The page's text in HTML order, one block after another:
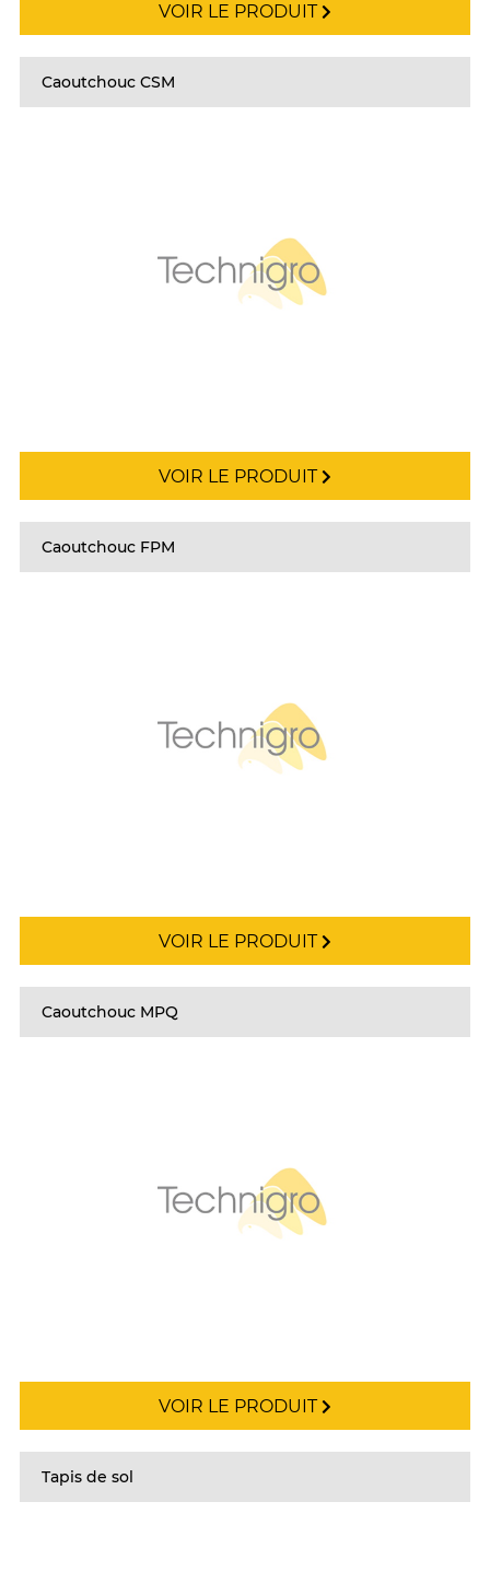
VOIR LE PRODUIT
Caoutchouc CSM
VOIR LE PRODUIT
Caoutchouc FPM
VOIR LE PRODUIT
Caoutchouc MPQ
VOIR LE PRODUIT
Tapis de sol